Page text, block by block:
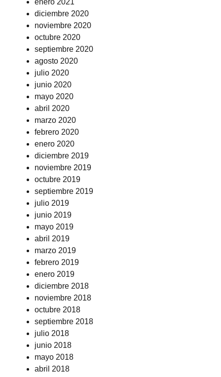
diciembre 2020
noviembre 2020
octubre 2020
septiembre 2020
agosto 2020
julio 2020
junio 2020
mayo 2020
abril 2020
marzo 2020
febrero 2020
enero 2020
diciembre 2019
noviembre 2019
octubre 2019
septiembre 2019
julio 2019
junio 2019
mayo 2019
abril 2019
marzo 2019
febrero 2019
enero 2019
diciembre 2018
noviembre 2018
octubre 2018
septiembre 2018
julio 2018
junio 2018
mayo 2018
abril 2018